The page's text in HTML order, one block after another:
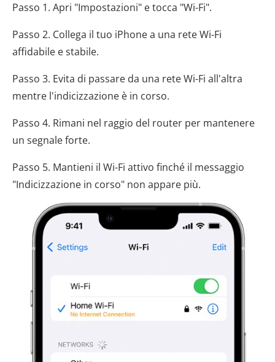
Passo 1. Apri "Impostazioni" e tocca "Wi-Fi".
Passo 2. Collega il tuo iPhone a una rete Wi-Fi
affidabile e stabile.
Passo 3. Evita di passare da una rete Wi-Fi all'altra
mentre l'indicizzazione è in corso.
Passo 4. Rimani nel raggio del router per mantenere
un segnale forte.
Passo 5. Mantieni il Wi-Fi attivo finché il messaggio
"Indicizzazione in corso" non appare più.